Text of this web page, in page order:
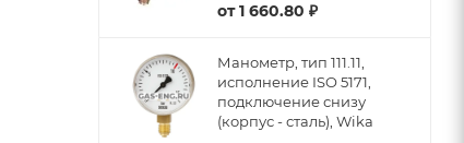
от1 660.80 ₽
Манометр, тип 111.11,
исполнение ISO 5171,
подключение снизу
(корпус - сталь), Wika